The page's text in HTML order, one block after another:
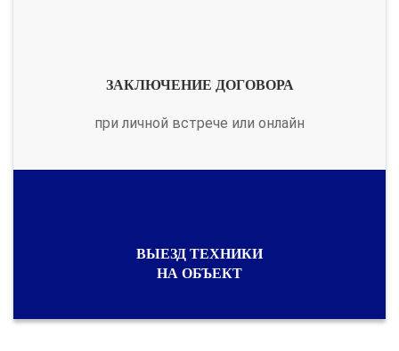
ЗАКЛЮЧЕНИЕ ДОГОВОРА
при личной встрече или онлайн
ВЫЕЗД ТЕХНИКИ
НА ОБЪЕКТ